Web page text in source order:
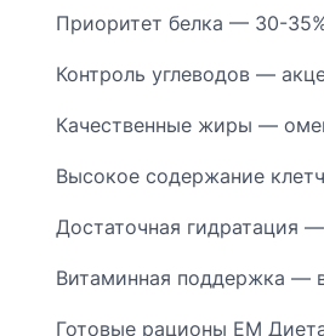
Приоритет белка — 30-
Контроль углеводов —
Качественные жиры —
Высокое содержание
Достаточная гидратация
Витаминная поддержка —
Готовые рационы EM